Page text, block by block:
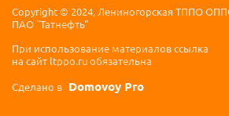
Copyright © 2024, Лениногорская ТППО
ПАО "Татнефть"
При использование материалов ссылка
на сайт ltppo.ru обязательна
Сделано в Domovoy Pro